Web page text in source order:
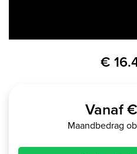
€
Vanaf
Maandbedrag